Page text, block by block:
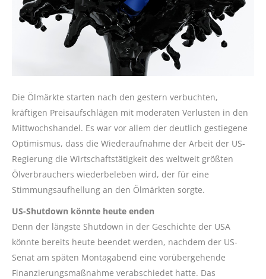
Die Ölmärkte starten nach den gestern verbuchten,
kräftigen Preisaufschlägen mit moderaten Verlusten in den
Mittwochshandel. Es war vor allem der deutlich gestiegene
Optimismus, dass die Wiederaufnahme der Arbeit der US-
Regierung die Wirtschaftstätigkeit des weltweit größten
Ölverbrauchers wiederbeleben wird, der für eine
Stimmungsaufhellung an den Ölmärkten sorgte.
US-Shutdown könnte heute enden
Denn der längste Shutdown in der Geschichte der USA
könnte bereits heute beendet werden, nachdem der US-
Senat am späten Montagabend eine vorübergehende
Finanzierungsmaßnahme verabschiedet hatte. Das